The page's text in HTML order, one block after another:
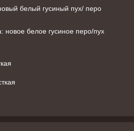
белый гусиный пух/ перо
новое белое гусиное перо/пух